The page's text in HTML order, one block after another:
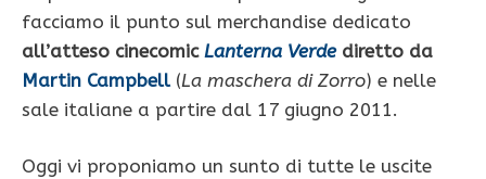
facciamo il punto sul merchandise dedicato
all’atteso cinecomic Lanterna Verdediretto da
Martin Campbell (La maschera di Zorro) e nelle
sale italiane a partire dal 17 giugno 2011.
Oggi vi proponiamo un sunto di tutte le uscite